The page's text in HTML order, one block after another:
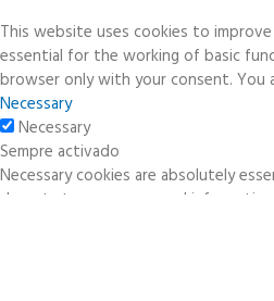
This website uses cookies to
essential for the working of basic
browser only with your consent.
Necessary
Necessary
Sempre activado
Necessary cookies are absolutely
do not store any personal information.